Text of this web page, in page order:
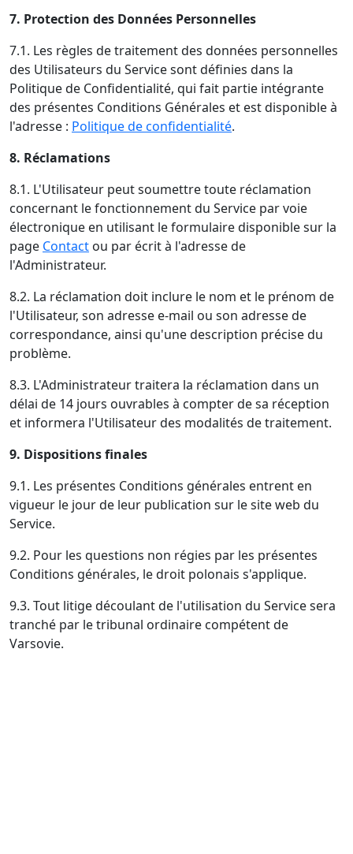
7. Protection des Données Personnelles
7.1. Les règles de traitement des données personnelles
des Utilisateurs du Service sont définies dans la
Politique de Confidentialité, qui fait partie intégrante
des présentes Conditions Générales et est disponible à
l'adresse : Politique de confidentialité.
8. Réclamations
8.1. L'Utilisateur peut soumettre toute réclamation
concernant le fonctionnement du Service par voie
électronique en utilisant le formulaire disponible sur la
page Contact ou par écrit à l'adresse de
l'Administrateur.
8.2. La réclamation doit inclure le nom et le prénom de
l'Utilisateur, son adresse e-mail ou son adresse de
correspondance, ainsi qu'une description précise du
problème.
8.3. L'Administrateur traitera la réclamation dans un
délai de 14 jours ouvrables à compter de sa réception
et informera l'Utilisateur des modalités de traitement.
9. Dispositions finales
9.1. Les présentes Conditions générales entrent en
vigueur le jour de leur publication sur le site web du
Service.
9.2. Pour les questions non régies par les présentes
Conditions générales, le droit polonais s'applique.
9.3. Tout litige découlant de l'utilisation du Service sera
tranché par le tribunal ordinaire compétent de
Varsovie.